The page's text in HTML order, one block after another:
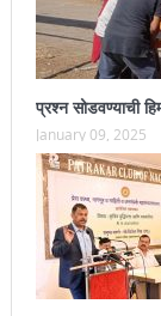
प्रश्न सोडवण्याची
January 09, 2025